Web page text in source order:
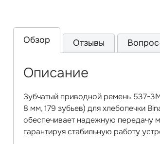
Обзор Отзывы
Описание
Зубчатый приводной ремень 537-
8 мм, 179 зубьев) для хлебопечки
обеспечивает надежную передачу
гарантируя стабильную работу